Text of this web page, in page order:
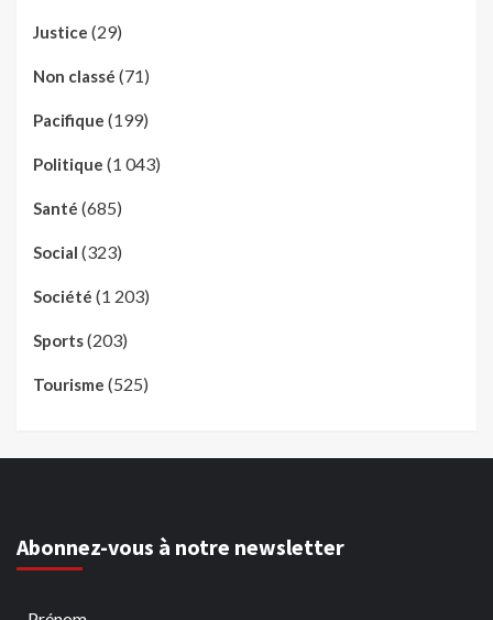
Justice (29)
Non classé (71)
Pacifique (199)
Politique (1 043)
Santé (685)
Social (323)
Société (1 203)
Sports(203)
Tourisme (525)
Abonnez-vous à notre newsletter